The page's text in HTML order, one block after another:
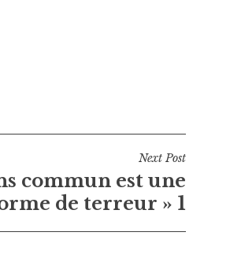
Next Post
commun est une
de terreur » 1